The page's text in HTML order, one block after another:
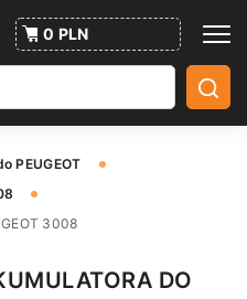
0 PLN
PEUGEOT
3008
DO